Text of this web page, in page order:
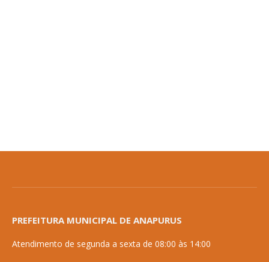
PREFEITURA MUNICIPAL DE ANAPURUS
Atendimento de segunda a sexta de 08:00 às 14:00